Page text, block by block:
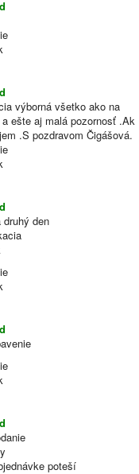
výborná všetko ako na
ešte aj malá pozornosť .Ak
.S pozdravom Čigášová.
druhý den
poteší